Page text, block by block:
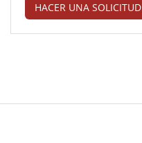
HACER UNA SOLICITUD